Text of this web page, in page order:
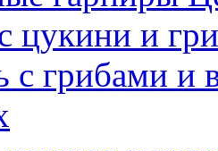
цукини и
с грибами и